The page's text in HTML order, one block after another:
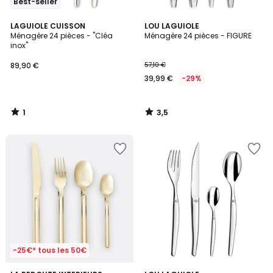
LAGUIOLE CUISSON
Ménagère 24 pièces - "Cléa
inox"
89,90 €
1
/
5
1
/
LOU LAGUIOLE
Ménagère 24 pièces - FIGURE
57,10 €
39,99 € -29%
3,5
/ 5
3,5
/
-25€* tous les 50€